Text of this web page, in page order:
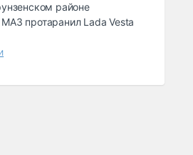
районе
протаранил Lada Vesta